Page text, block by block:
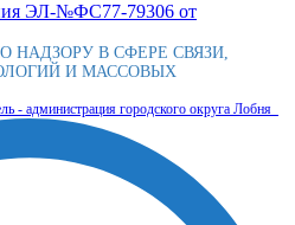
ЭЛ-№ФС77-79306 от
НАДЗОРУ В СФЕРЕ СВЯЗИ,
И МАССОВЫХ
- администрация городского округа Лобня